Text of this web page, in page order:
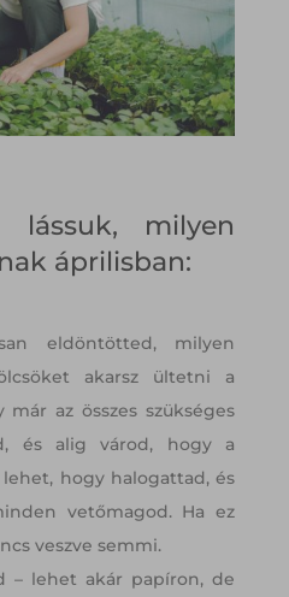
milyen
áprilisban:
eldöntötted, milyen
akarsz ültetni a
az összes szükséges
és alig várod, hogy a
hogy halogattad, és
vetőmagod. Ha ez
veszve semmi.
– lehet akár papíron, de